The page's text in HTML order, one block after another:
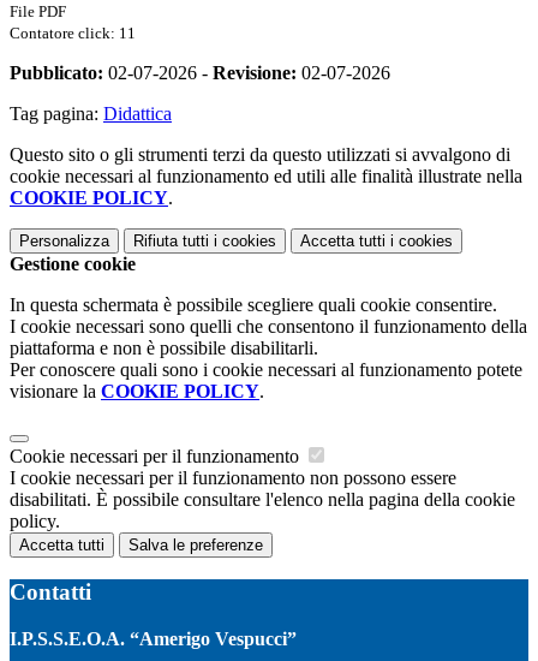
File PDF
Contatore click: 11
Pubblicato: 02-07-2026 - Revisione: 02-07-2026
Tag pagina: Didattica
Questo sito o gli strumenti terzi da questo utilizzati si avvalgono di
cookie necessari al funzionamento ed utili alle finalità illustrate nella
COOKIE POLICY.
Personalizza Rifiuta tutti i cookies Accetta tutti i cookies
Gestione cookie
In questa schermata è possibile scegliere quali cookie consentire.
I cookie necessari sono quelli che consentono il funzionamento della
piattaforma e non è possibile disabilitarli.
Per conoscere quali sono i cookie necessari al funzionamento potete
visionare la COOKIE POLICY.
Cookie necessari per il funzionamento
I cookie necessari per il funzionamento non possono essere
disabilitati. È possibile consultare l'elenco nella pagina della cookie
policy.
Accetta tutti Salva le preferenze
Contatti
I.P.S.S.E.O.A. “Amerigo Vespucci”